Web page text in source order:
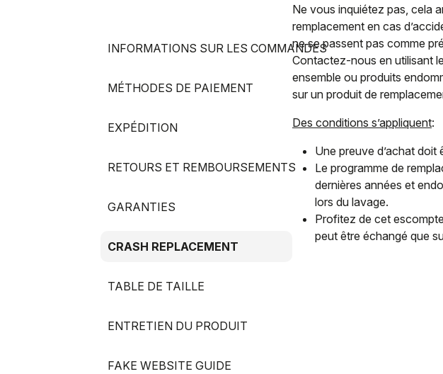
INFORMATIONS SUR LES COMMANDES
MÉTHODES DE PAIEMENT
EXPÉDITION
RETOURS ET REMBOURSEMENTS
GARANTIES
CRASH REPLACEMENT
TABLE DE TAILLE
ENTRETIEN DU PRODUIT
FAKE WEBSITE GUIDE
Ne vous inquiétez pas, cela
remplacement en cas
ne se passent pas comme
Contactez-nous en utilisant
ensemble ou produits
sur un produit de
Des conditions s’appliquent:
Une preuve d’achat
Le programme de
dernières années et
lors du lavage.
Profitez de cet
peut être échangé que